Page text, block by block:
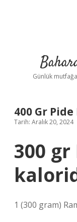
Günlük
400 Gr
Tarih: Aralık 20, 2024
300
1 (300 gram)